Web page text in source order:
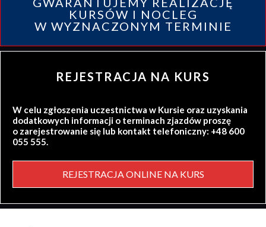
KURSÓW I NOCLEG
W WYZNACZONYM TERMINIE
REJESTRACJA NA KURS
W celu zgłoszenia uczestnictwa w Kursie oraz uzyskania
dodatkowych informacji o terminach zjazdów proszę
o zarejestrowanie się lub kontakt telefoniczny: +48 600
055 555.
REJESTRACJA ONLINE NA KURS